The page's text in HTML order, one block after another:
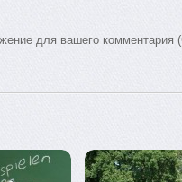
для вашего комментария